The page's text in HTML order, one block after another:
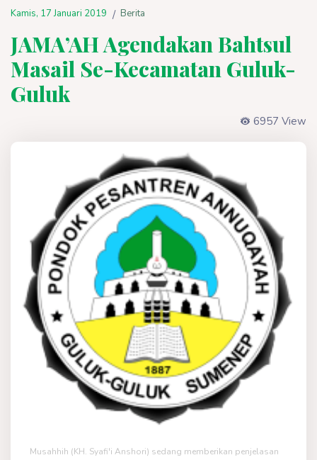
Kamis, 17 Januari 2019 / Berita
JAMA’AH Agendakan Bahtsul
Masail Se-Kecamatan Guluk-
Guluk
6957 View
Musahhih (KH. Syafi'i Anshori) sedang memberikan penjelasan